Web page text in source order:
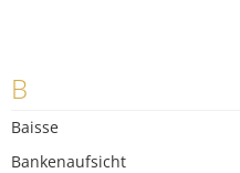
B
Baisse
Bankenaufsicht